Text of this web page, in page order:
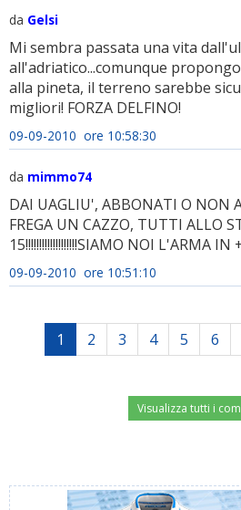
da Gelsi
Mi sembra passata una vita
all'adriatico...comunque
alla pineta, il terreno sarebbe
migliori! FORZA DELFINO!
09-09-2010 ore 10:58:30
da mimmo74
DAI UAGLIU', ABBONATI O NON
FREGA UN CAZZO, TUTTI ALLO
15!!!!!!!!!!!!!!!!!!!SIAMO NOI L'ARMA IN
09-09-2010 ore 10:51:10
1 2 3 4 5 6
Visualizza tutti i